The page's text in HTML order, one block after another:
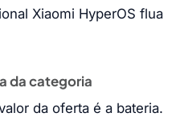
Xiaomi HyperOS flua
da categoria
da oferta é a bateria.